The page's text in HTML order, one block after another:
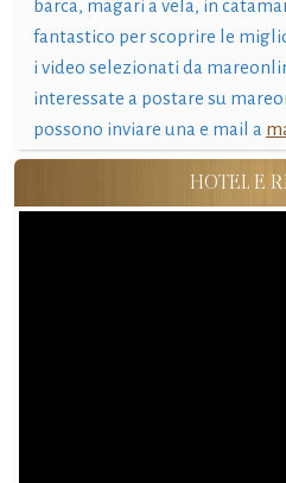
barca, magari a vela, in
fantastico per scoprire le
i video selezionati da
interessate a postare su
possono inviare una e mail a
HOTEL E